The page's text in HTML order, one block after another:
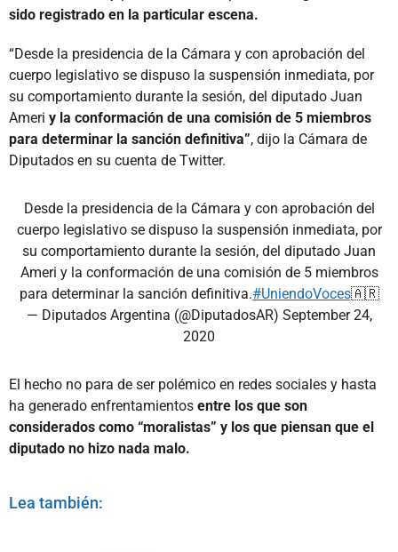
sido registrado en la particular escena.
“Desde la presidencia de la Cámara y con aprobación del
cuerpo legislativo se dispuso la suspensión inmediata, por
su comportamiento durante la sesión, del diputado Juan
Ameri y la conformación de una comisión de 5 miembros
para determinar la sanción definitiva”, dijo la Cámara de
Diputados en su cuenta de Twitter.
Desde la presidencia de la Cámara y con aprobación del
cuerpo legislativo se dispuso la suspensión inmediata, por
su comportamiento durante la sesión, del diputado Juan
Ameri y la conformación de una comisión de 5 miembros
para determinar la sanción definitiva.#UniendoVoces🇦🇷
— Diputados Argentina (@DiputadosAR) September 24,
2020
El hecho no para de ser polémico en redes sociales y hasta
ha generado enfrentamientos entre los que son
considerados como “moralistas” y los que piensan que el
diputado no hizo nada malo.
Lea también: